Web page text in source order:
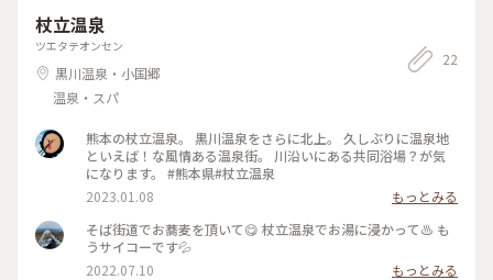
杖立温泉
ツエタテオンセン
黒川温泉・小国郷
温泉・スパ
22
熊本の杖立温泉。 黒川温泉をさらに北上。 久しぶりに温泉地
といえば！な風情ある温泉街。 川沿いにある共同浴場？が気
になります。 #熊本県#杖立温泉
2023.01.08
もっとみる
そば街道でお蕎麦を頂いて😋 杖立温泉でお湯に浸かって♨️ も
うサイコーです💦
2022.07.10
もっとみる